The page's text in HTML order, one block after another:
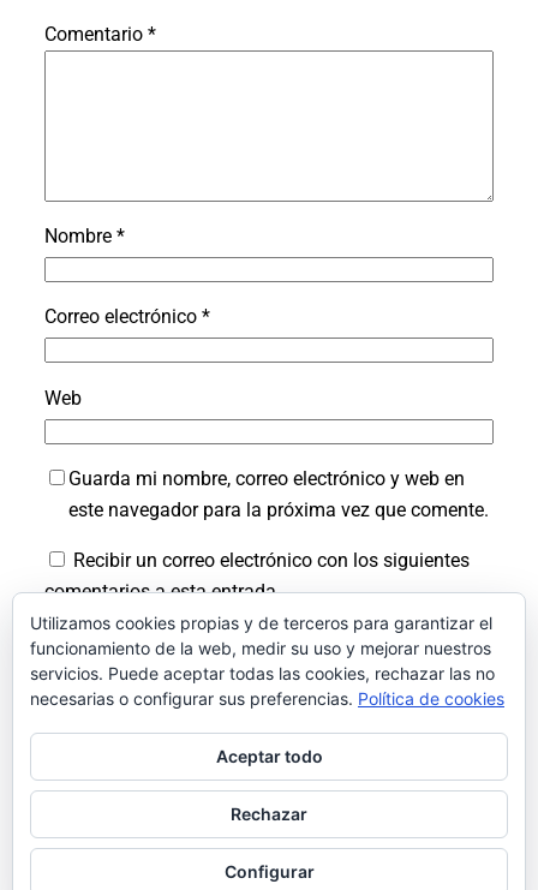
Comentario *
Nombre *
Correo electrónico *
Web
Guarda mi nombre, correo electrónico y web en
este navegador para la próxima vez que comente.
Recibir un correo electrónico con los siguientes
comentarios a esta entrada.
Recibir un correo electrónico con cada nueva
entrada.
Facebook
Instagram
LinkedIn
X Bluesky
Pinterest
Utilizamos cookies propias y de terceros para garantizar el
funcionamiento de la web, medir su uso y mejorar nuestros
servicios. Puede aceptar todas las cookies, rechazar las no
necesarias o configurar sus preferencias. Política de cookies
Aceptar todo
Rechazar
Configurar